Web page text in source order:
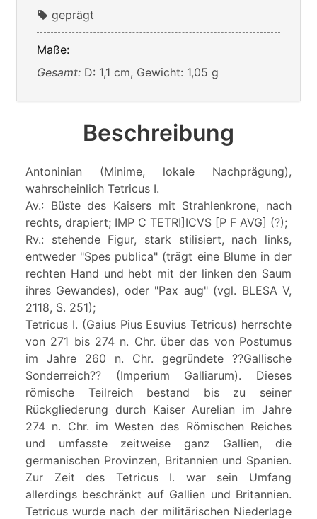
geprägt
Maße:
Gesamt: D: 1,1 cm, Gewicht: 1,05 g
Beschreibung
Antoninian (Minime, lokale Nachprägung),
wahrscheinlich Tetricus I.
Av.: Büste des Kaisers mit Strahlenkrone, nach
rechts, drapiert; IMP C TETRI]ICVS [P F AVG] (?);
Rv.: stehende Figur, stark stilisiert, nach links,
entweder "Spes publica" (trägt eine Blume in der
rechten Hand und hebt mit der linken den Saum
ihres Gewandes), oder "Pax aug" (vgl. BLESA V,
2118, S. 251);
Tetricus I. (Gaius Pius Esuvius Tetricus) herrschte
von 271 bis 274 n. Chr. über das von Postumus
im Jahre 260 n. Chr. gegründete ??Gallische
Sonderreich?? (Imperium Galliarum). Dieses
römische Teilreich bestand bis zu seiner
Rückgliederung durch Kaiser Aurelian im Jahre
274 n. Chr. im Westen des Römischen Reiches
und umfasste zeitweise ganz Gallien, die
germanischen Provinzen, Britannien und Spanien.
Zur Zeit des Tetricus I. war sein Umfang
allerdings beschränkt auf Gallien und Britannien.
Tetricus wurde nach der militärischen Niederlage